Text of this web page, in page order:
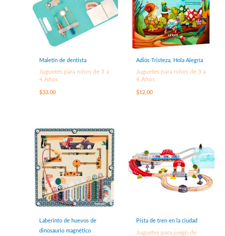
Maletín de dentista
Juguetes para niños de 3 a
4 Años
$33.00
Adiós Tristeza, Hola Alegría
Juguetes para niños de 3 a
4 Años
$12.00
Laberinto de huevos de
dinosaurio magnético
Pista de tren en la ciudad
Juguetes para juego de